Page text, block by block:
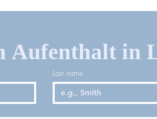
Aufenthalt in
Last name